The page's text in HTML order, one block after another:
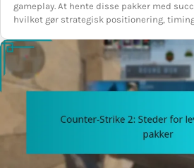
gameplay. At hente disse pakker med
hvilket gør strategisk positionering,